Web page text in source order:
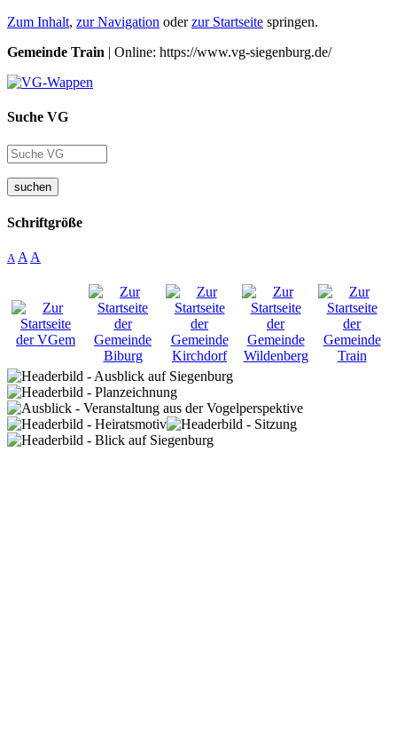
Zum Inhalt, zur Navigation oderzur Startseite springen.
Gemeinde Train | Online: https://www.vg-siegenburg.de/
Suche VG
suchen
Schriftgröße
A A A